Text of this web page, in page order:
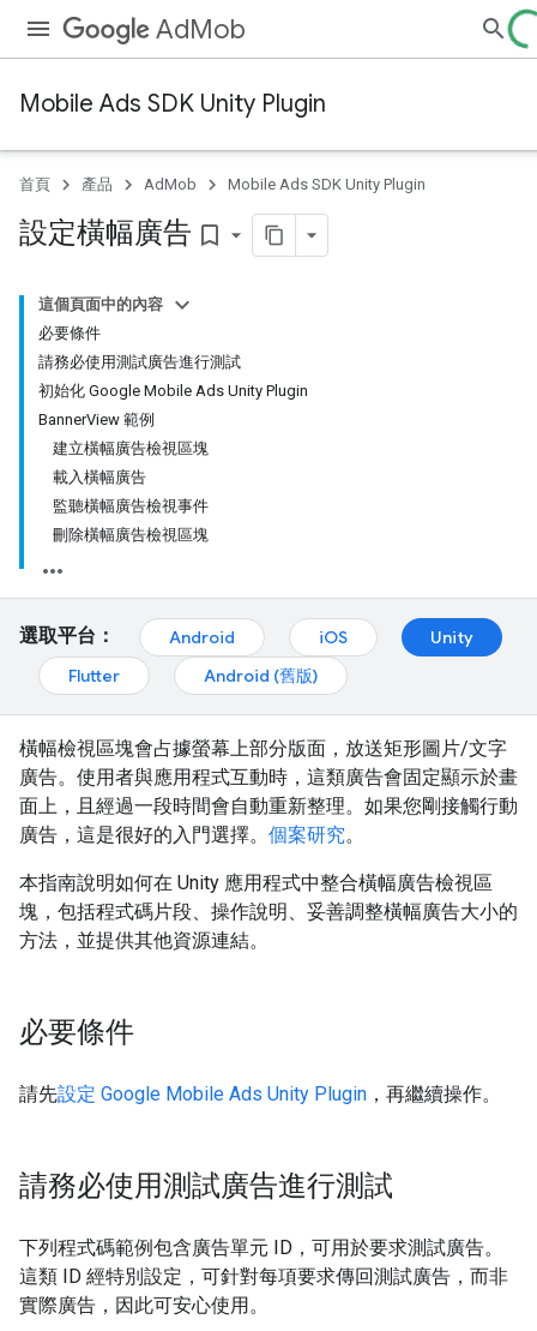
AdMob
Mobile Ads SDK Unity Plugin
首頁 產品 AdMob Mobile Ads SDK Unity Plugin
設定橫幅廣告 bookmark_border
這個頁面中的內容
必要條件
請務必使用測試廣告進行測試
初始化 Google Mobile Ads Unity Plugin
BannerView 範例
建立橫幅廣告檢視區塊
載入橫幅廣告
監聽橫幅廣告檢視事件
刪除橫幅廣告檢視區塊
選取平台： Android iOS
Unity
Flutter
Android (舊版)
橫幅檢視區塊會占據螢幕上部分版面，放送矩形圖片/文字
廣告。使用者與應用程式互動時，這類廣告會固定顯示於畫
面上，且經過一段時間會自動重新整理。如果您剛接觸行動
廣告，這是很好的入門選擇。 個案研究。
本指南說明如何在 Unity 應用程式中整合橫幅廣告檢視區
塊，包括程式碼片段、操作說明、妥善調整橫幅廣告大小的
方法，並提供其他資源連結。
必要條件
請先設定 Google Mobile Ads Unity Plugin ，再繼續操作。
請務必使用測試廣告進行測試
下列程式碼範例包含廣告單元 ID，可用於要求測試廣告。
這類 ID 經特別設定，可針對每項要求傳回測試廣告，而非
實際廣告，因此可安心使用。